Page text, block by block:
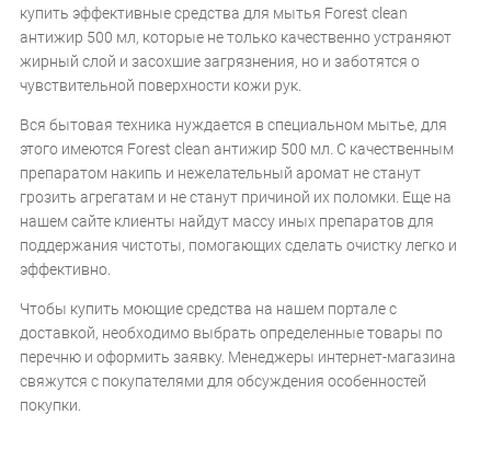
купить эффективные средства для мытья Forest clean
антижир 500 мл, которые не только качественно устраняют
жирный слой и засохшие загрязнения, но и заботятся о
чувствительной поверхности кожи рук.
Вся бытовая техника нуждается в специальном мытье, для
этого имеются Forest clean антижир 500 мл. С качественным
препаратом накипь и нежелательный аромат не станут
грозить агрегатам и не станут причиной их поломки. Еще на
нашем сайте клиенты найдут массу иных препаратов для
поддержания чистоты, помогающих сделать очистку легко и
эффективно.
Чтобы купить моющие средства на нашем портале с
доставкой, необходимо выбрать определенные товары по
перечню и оформить заявку. Менеджеры интернет-магазина
свяжутся с покупателями для обсуждения особенностей
покупки.